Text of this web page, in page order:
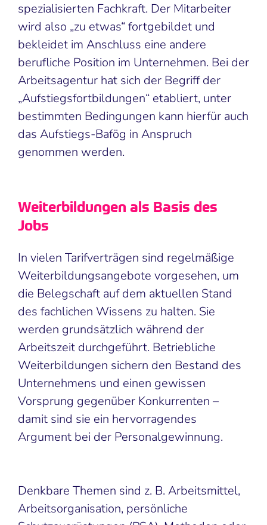
spezialisierten Fachkraft. Der Mitarbeiter
wird also „zu etwas“ fortgebildet und
bekleidet im Anschluss eine andere
berufliche Position im Unternehmen. Bei der
Arbeitsagentur hat sich der Begriff der
„Aufstiegsfortbildungen“ etabliert, unter
bestimmten Bedingungen kann hierfür auch
das Aufstiegs-Bafög in Anspruch
genommen werden.
Weiterbildungen als Basis des
Jobs
In vielen Tarifverträgen sind regelmäßige
Weiterbildungsangebote vorgesehen, um
die Belegschaft auf dem aktuellen Stand
des fachlichen Wissens zu halten. Sie
werden grundsätzlich während der
Arbeitszeit durchgeführt. Betriebliche
Weiterbildungen sichern den Bestand des
Unternehmens und einen gewissen
Vorsprung gegenüber Konkurrenten –
damit sind sie ein hervorragendes
Argument bei der Personalgewinnung.
Denkbare Themen sind z. B. Arbeitsmittel,
Arbeitsorganisation, persönliche